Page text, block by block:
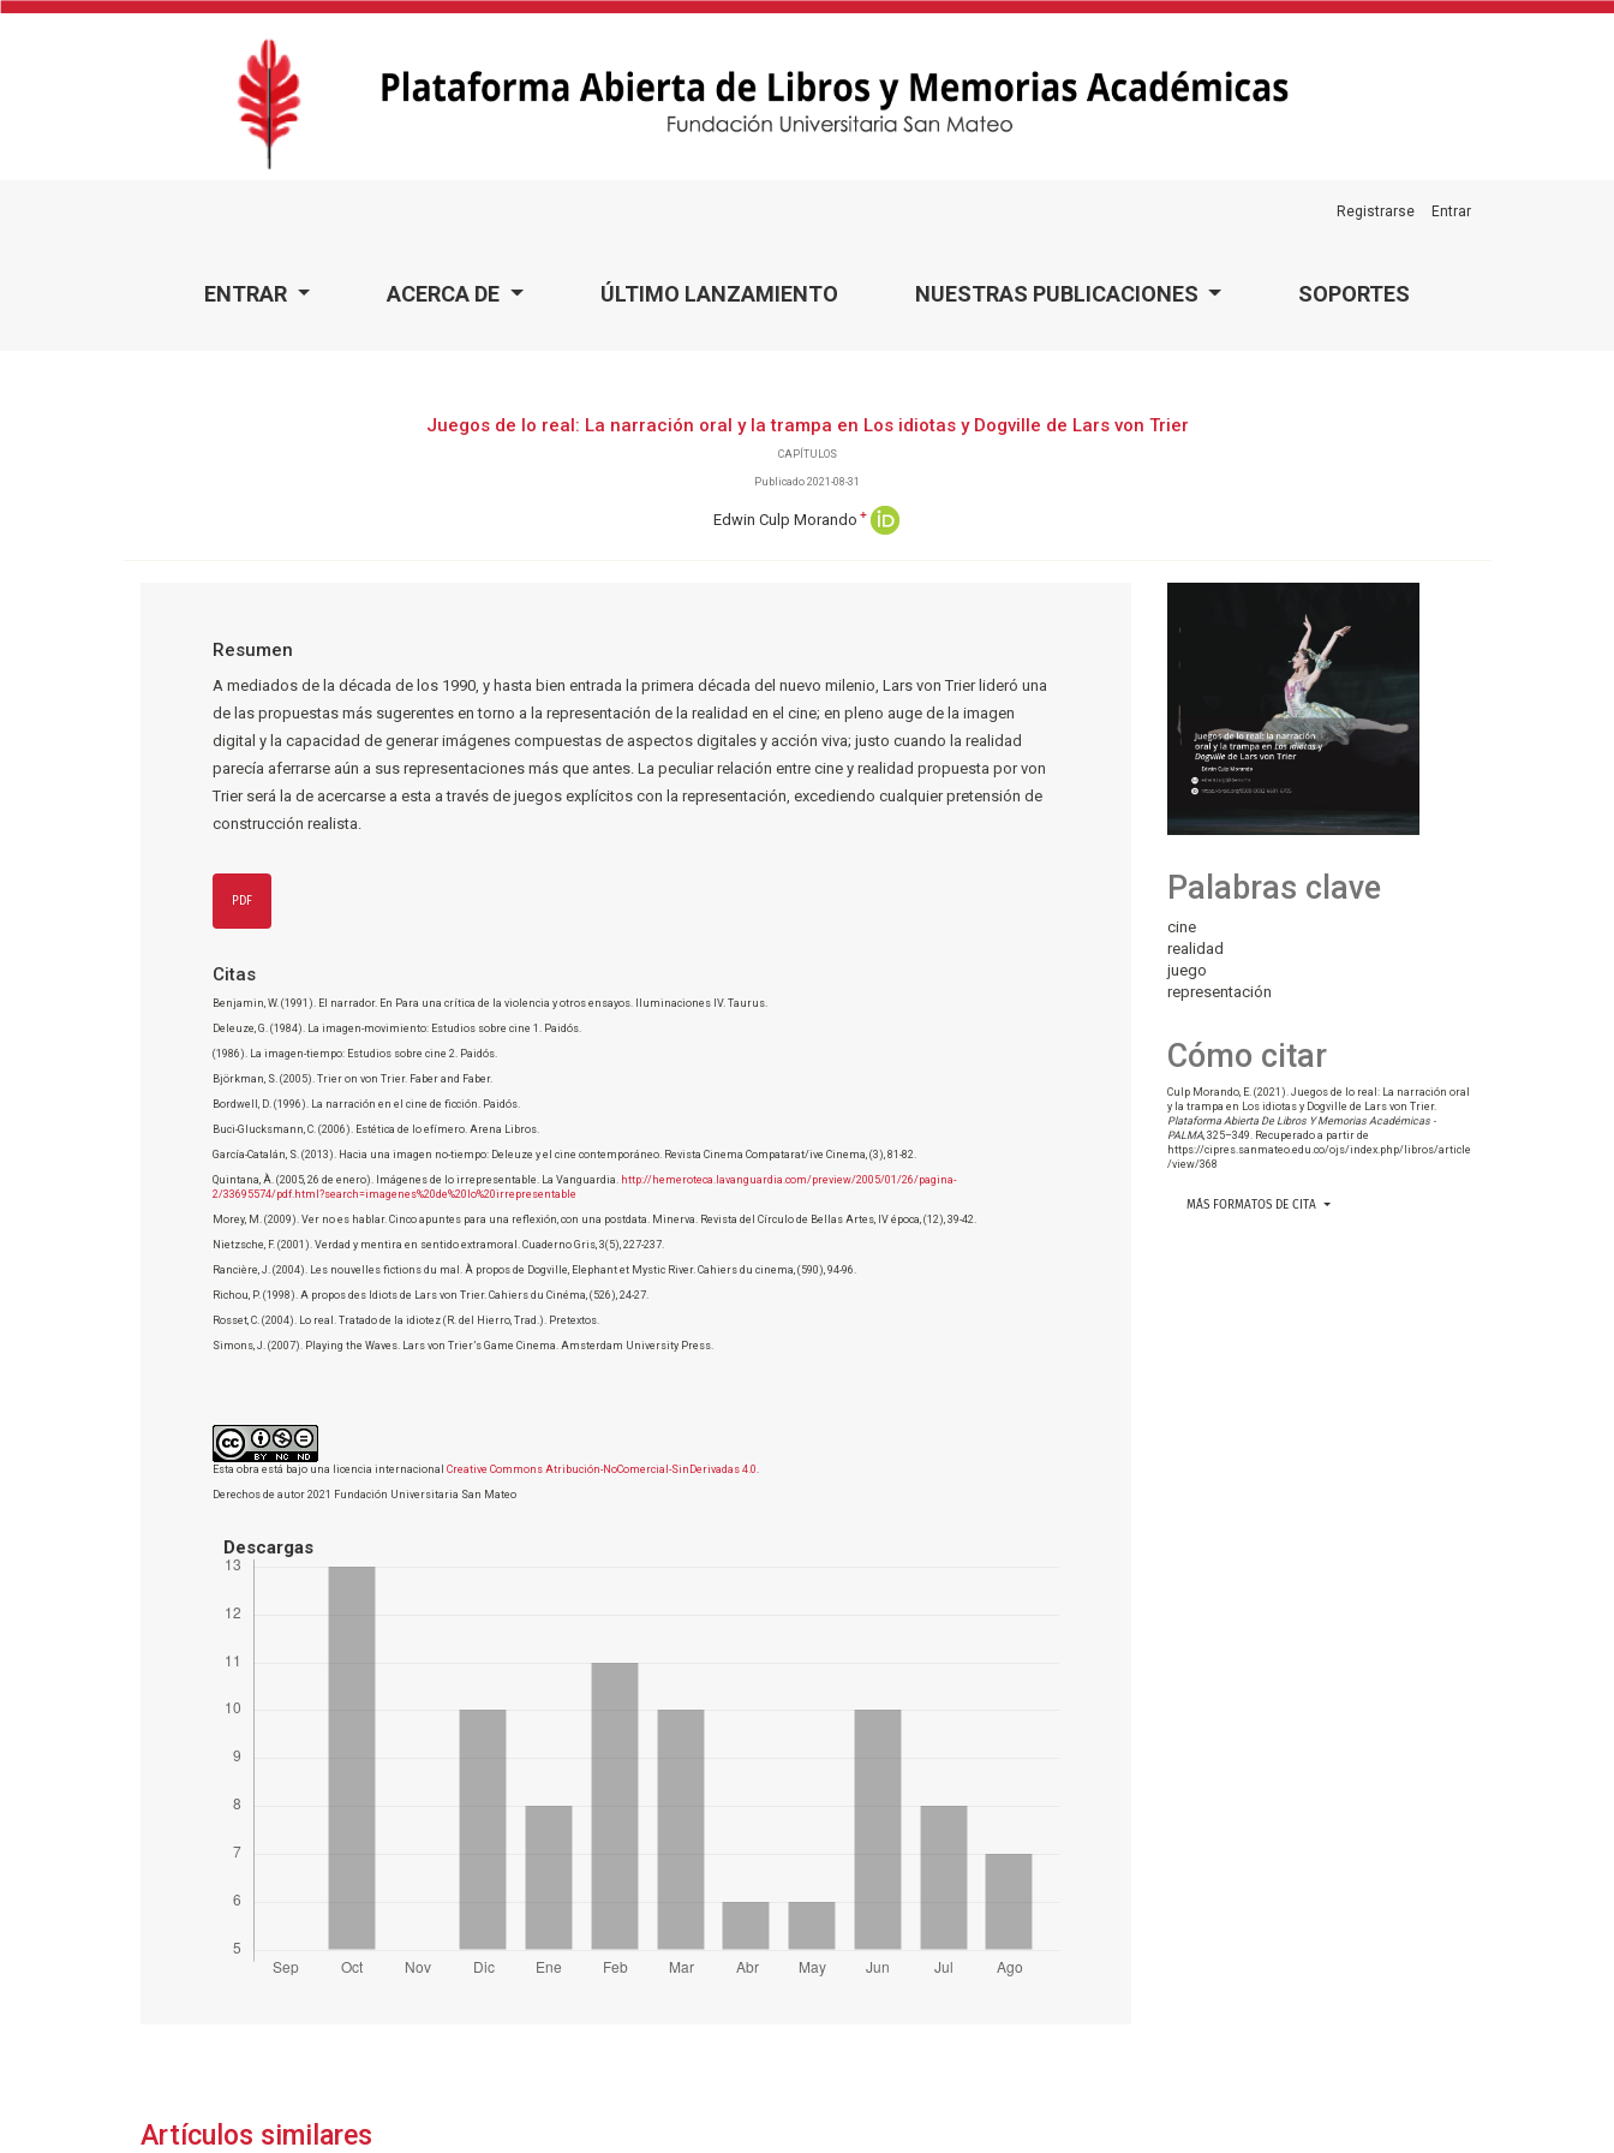
ENTRAR ACERCA DE ÚLTIMO LANZAMIENTO NUESTRAS PUBLICACIONES SOPORTES
Registrarse Entrar
Juegos de lo real: La narración oral y la trampa en Los idiotas y Dogville de Lars von Trier
CAPÍTULOS
Publicado 2021-08-31
Edwin Culp Morando +
Palabras clave
cine
realidad
juego
representación
Cómo citar
Culp Morando, E. (2021). Juegos de lo real: La narración oral
y la trampa en Los idiotas y Dogville de Lars von Trier.
Plataforma Abierta De Libros Y Memorias Académicas -
PALMA, 325–349. Recuperado a partir de
https://cipres.sanmateo.edu.co/ojs/index.php/libros/article
/view/368
MÁS FORMATOS DE CITA
Resumen
A mediados de la década de los 1990, y hasta bien entrada la primera década del nuevo milenio, Lars von Trier lideró una
de las propuestas más sugerentes en torno a la representación de la realidad en el cine; en pleno auge de la imagen
digital y la capacidad de generar imágenes compuestas de aspectos digitales y acción viva; justo cuando la realidad
parecía aferrarse aún a sus representaciones más que antes. La peculiar relación entre cine y realidad propuesta por von
Trier será la de acercarse a esta a través de juegos explícitos con la representación, excediendo cualquier pretensión de
construcción realista.
PDF
Citas
Benjamin, W. (1991). El narrador. En Para una crítica de la violencia y otros ensayos. Iluminaciones IV. Taurus.
Deleuze, G. (1984). La imagen-movimiento: Estudios sobre cine 1. Paidós.
(1986). La imagen-tiempo: Estudios sobre cine 2. Paidós.
Björkman, S. (2005). Trier on von Trier. Faber and Faber.
Bordwell, D. (1996). La narración en el cine de ficción. Paidós.
Buci-Glucksmann, C. (2006). Estética de lo efímero. Arena Libros.
García-Catalán, S. (2013). Hacia una imagen no-tiempo: Deleuze y el cine contemporáneo. Revista Cinema Compatarat/ive Cinema, (3), 81-82.
Quintana, À. (2005, 26 de enero). Imágenes de lo irrepresentable. La Vanguardia. http://hemeroteca.lavanguardia.com/preview/2005/01/26/pagina-
2/33695574/pdf.html?search=imagenes%20de%20lo%20irrepresentable
Morey, M. (2009). Ver no es hablar. Cinco apuntes para una reflexión, con una postdata. Minerva. Revista del Círculo de Bellas Artes, IV época, (12), 39-42.
Nietzsche, F. (2001). Verdad y mentira en sentido extramoral. Cuaderno Gris, 3(5), 227-237.
Rancière, J. (2004). Les nouvelles fictions du mal. À propos de Dogville, Elephant et Mystic River. Cahiers du cinema, (590), 94-96.
Richou, P. (1998). A propos des Idiots de Lars von Trier. Cahiers du Cinéma, (526), 24-27.
Rosset, C. (2004). Lo real. Tratado de la idiotez (R. del Hierro, Trad.). Pretextos.
Simons, J. (2007). Playing the Waves. Lars von Trier’s Game Cinema. Amsterdam University Press.
Esta obra está bajo una licencia internacional Creative Commons Atribución-NoComercial-SinDerivadas 4.0.
Derechos de autor 2021 Fundación Universitaria San Mateo
Descargas
Artículos similares